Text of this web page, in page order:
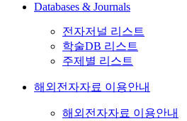
Databases & Journals
전자저널 리스트
학술DB 리스트
주제별 리스트
해외전자자료 이용안내
해외전자자료 이용안내